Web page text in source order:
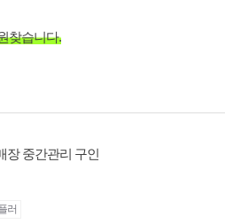
찾습니다.
장 중간관리 구인
러